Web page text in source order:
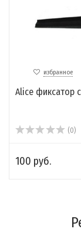
избранное
Alice фиксатор
(0)
100 руб.